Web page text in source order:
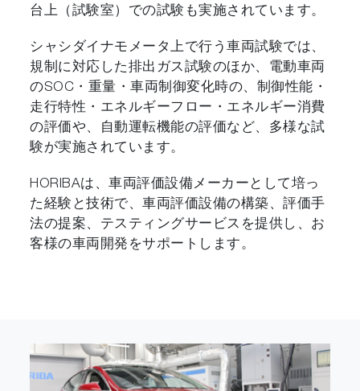
台上（試験室）での試験も実施されています。
シャシダイナモメータ上で行う車両試験では、
規制に対応した排出ガス試験のほか、電動車両
のSOC・重量・車両制御変化時の、制御性能・
走行特性・エネルギーフロー・エネルギー消費
の評価や、自動運転機能の評価など、多様な試
験が実施されています。
HORIBAは、車両評価設備メーカーとして培っ
た経験と技術で、車両評価設備の構築、評価手
法の提案、テスティングサービスを提供し、お
客様の車両開発をサポートします。